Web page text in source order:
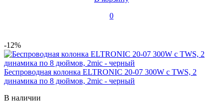
0
-12%
Беспроводная колонка ELTRONIC 20-07 300W с TWS, 2
динамика по 8 дюймов, 2mic - черный
В наличии